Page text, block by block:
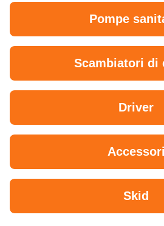
Pompe
Scambiatori di
Driver
Accessori
Skid